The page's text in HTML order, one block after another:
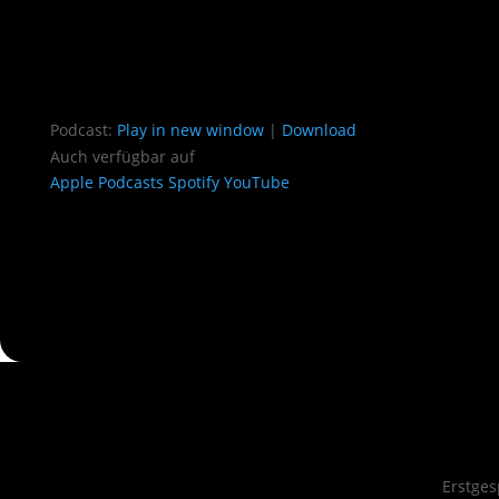
Podcast: Play in new window| Download
Auch verfügbar auf
Apple Podcasts Spotify YouTube